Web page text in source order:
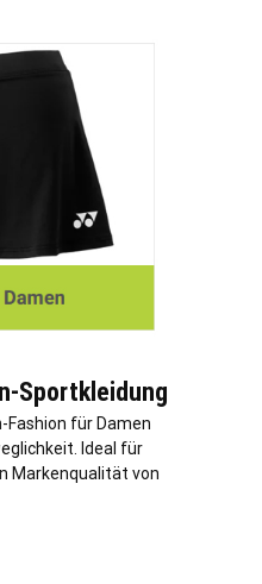
Sportkleidung
für Damen
Ideal für
Markenqualität von